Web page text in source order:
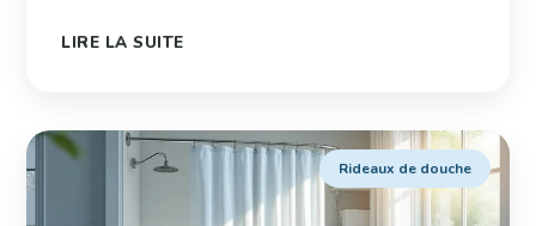
LIRE LA SUITE
Rideaux de douche